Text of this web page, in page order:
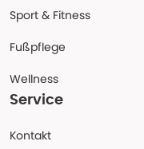
Sport & Fitness
Fußpflege
Wellness
Service
Kontakt